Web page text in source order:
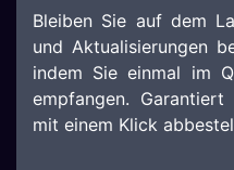
Bleiben Sie auf dem
und Aktualisierungen
indem Sie einmal im
empfangen.
mit einem Klick